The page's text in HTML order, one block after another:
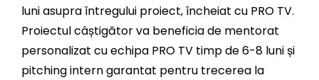
luni asupra întregului proiect, încheiat cu PRO TV.
Proiectul câștigător va beneficia de mentorat
personalizat cu echipa PRO TV timp de 6-8 luni și
pitching intern garantat pentru trecerea la